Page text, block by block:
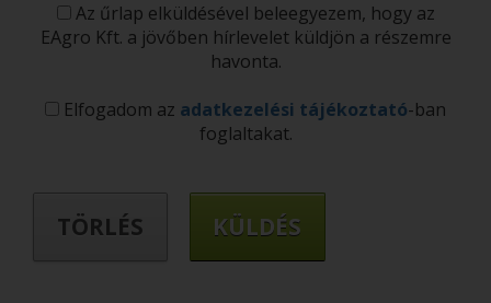
Az űrlap elküldésével beleegyezem, hogy az
EAgro Kft. a jövőben hírlevelet küldjön a részemre
havonta.
Elfogadom az adatkezelési tájékoztató-ban
foglaltakat.